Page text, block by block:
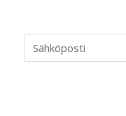
Miten
saatavien